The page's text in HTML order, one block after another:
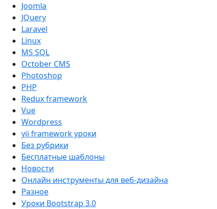
Joomla
JQuery
Laravel
Linux
MS SQL
October CMS
Photoshop
PHP
Redux framework
Vue
Wordpress
yii framework уроки
Без рубрики
Бесплатные шаблоны
Новости
Онлайн инструменты для веб-дизайна
Разное
Уроки Bootstrap 3.0